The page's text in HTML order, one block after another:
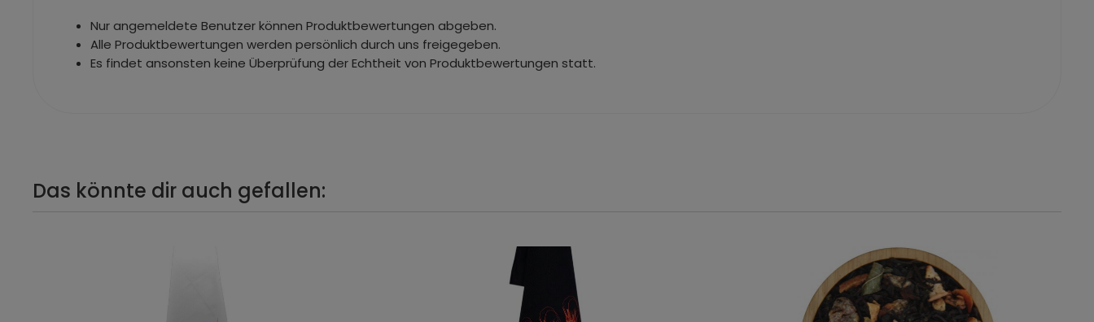
Nur angemeldete Benutzer können Produktbewertungen abgeben.
Alle Produktbewertungen werden persönlich durch uns freigegeben.
Es findet ansonsten keine Überprüfung der Echtheit von Produktbewertungen statt.
Das könnte dir auch gefallen: